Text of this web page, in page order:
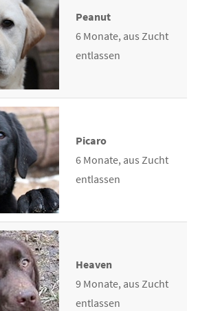
Peanut
6 Monate, aus Zucht
entlassen
Picaro
6 Monate, aus Zucht
entlassen
Heaven
9 Monate, aus Zucht
entlassen